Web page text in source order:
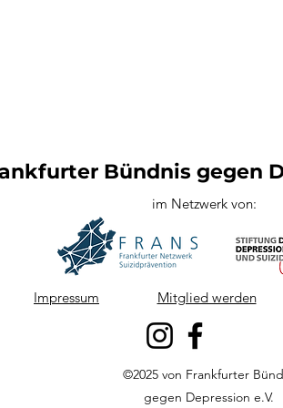
Bündnis gegen
im Netzwerk von:
Impressum Mitglied werden
©2025 von Frankfurter
gegen Depression e.V.